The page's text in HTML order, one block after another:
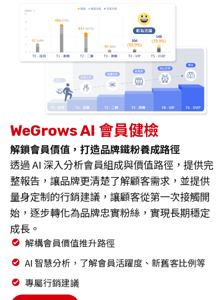
WeGrows AI 會員健檢
解鎖會員價值，打造品牌鐵粉養成路徑
透過 AI 深入分析會員組成與價值路徑，提供完
整報告，讓品牌更清楚了解顧客需求，並提供
量身定制的行銷建議，讓顧客從第一次接觸開
始，逐步轉化為品牌忠實粉絲，實現長期穩定
成長。
解構會員價值推升路徑
AI 智慧分析，了解會員活躍度、新舊客比例等
專屬行銷建議